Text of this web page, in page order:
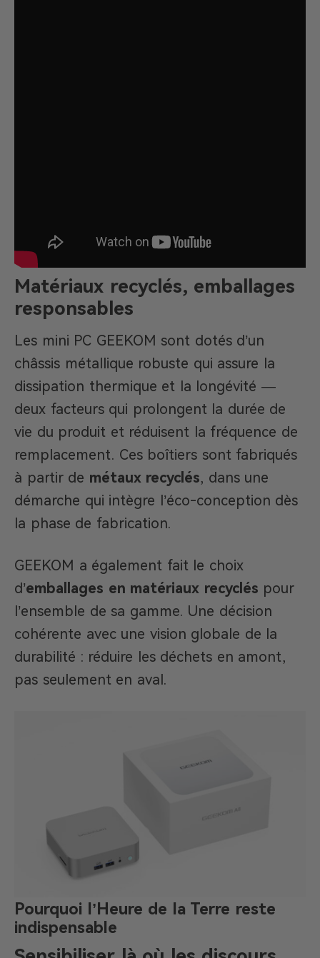
Matériaux recyclés, emballages
responsables
Les mini PC GEEKOM sont dotés d’un
châssis métallique robuste qui assure la
dissipation thermique et la longévité —
deux facteurs qui prolongent la durée de
vie du produit et réduisent la fréquence de
remplacement. Ces boîtiers sont fabriqués
à partir de métaux recyclés, dans une
démarche qui intègre l’éco-conception dès
la phase de fabrication.
GEEKOM a également fait le choix
d’emballages en matériaux recyclés pour
l’ensemble de sa gamme. Une décision
cohérente avec une vision globale de la
durabilité : réduire les déchets en amont,
pas seulement en aval.
Pourquoi l’Heure de la Terre reste
indispensable